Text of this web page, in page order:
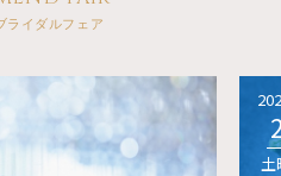
ライダルフェア
土